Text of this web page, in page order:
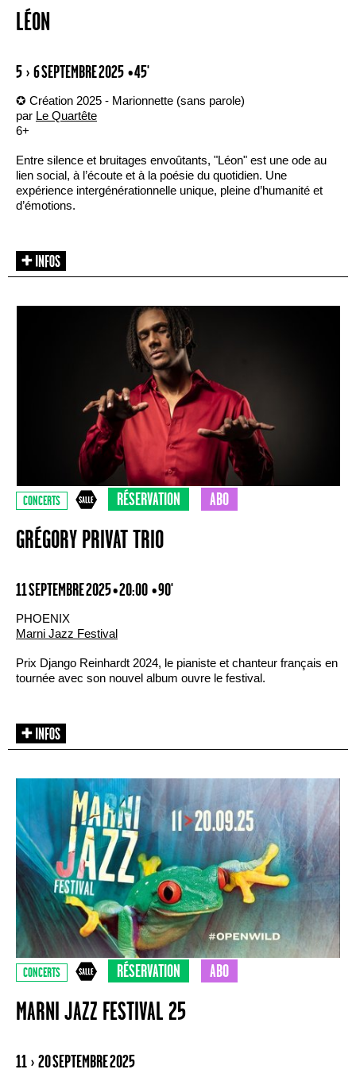
LÉON
5 › 6 SEPTEMBRE 2025 • 45'
✪ Création 2025 - Marionnette (sans parole)
par Le Quartête
6+
Entre silence et bruitages envoûtants, "Léon" est une ode au
lien social, à l’écoute et à la poésie du quotidien. Une
expérience intergénérationnelle unique, pleine d’humanité et
d’émotions.
CONCERTS RÉSERVATION ABO
GRÉGORY PRIVAT TRIO
11 SEPTEMBRE 2025 • 20:00 • 90'
PHOENIX
Marni Jazz Festival
Prix Django Reinhardt 2024, le pianiste et chanteur français en
tournée avec son nouvel album ouvre le festival.
CONCERTS RÉSERVATION ABO
MARNI JAZZ FESTIVAL 25
11 › 20 SEPTEMBRE 2025